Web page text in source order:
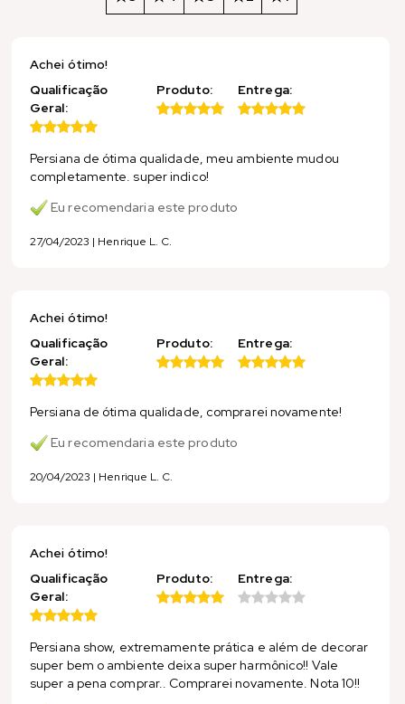
Achei ótimo!
Qualificação
Geral:
Produto: Entrega:
Persiana de ótima qualidade, meu ambiente mudou
completamente. super indico!
Eu recomendaria este produto
27/04/2023 | Henrique L. C.
Achei ótimo!
Qualificação
Geral:
Produto: Entrega:
Persiana de ótima qualidade, comprarei novamente!
Eu recomendaria este produto
20/04/2023 | Henrique L. C.
Achei ótimo!
Qualificação
Geral:
Produto: Entrega:
Persiana show, extremamente prática e além de decorar
super bem o ambiente deixa super harmônico!! Vale
super a pena comprar.. Comprarei novamente. Nota 10!!